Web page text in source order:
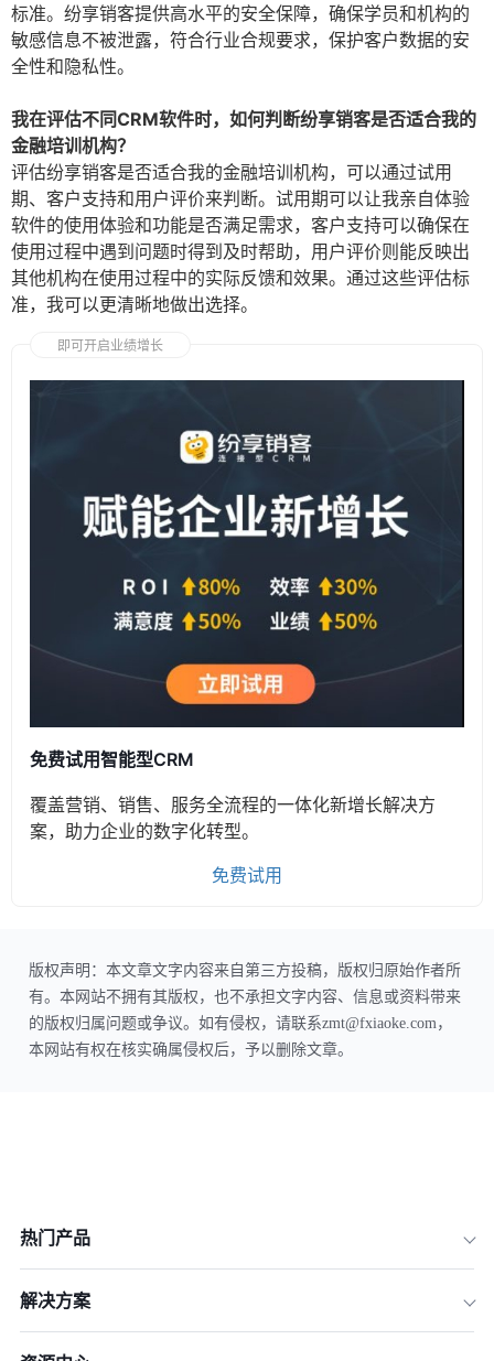
标准。纷享销客提供高水平的安全保障，确保学员和机构的
敏感信息不被泄露，符合行业合规要求，保护客户数据的安
全性和隐私性。
我在评估不同CRM软件时，如何判断纷享销客是否适合我的
金融培训机构？
评估纷享销客是否适合我的金融培训机构，可以通过试用
期、客户支持和用户评价来判断。试用期可以让我亲自体验
软件的使用体验和功能是否满足需求，客户支持可以确保在
使用过程中遇到问题时得到及时帮助，用户评价则能反映出
其他机构在使用过程中的实际反馈和效果。通过这些评估标
准，我可以更清晰地做出选择。
即可开启业绩增长
免费试用智能型CRM
覆盖营销、销售、服务全流程的一体化新增长解决方
案，助力企业的数字化转型。
免费试用
版权声明：本文章文字内容来自第三方投稿，版权归原始作者所
有。本网站不拥有其版权，也不承担文字内容、信息或资料带来
的版权归属问题或争议。如有侵权，请联系zmt@fxiaoke.com，
本网站有权在核实确属侵权后，予以删除文章。
热门产品
解决方案